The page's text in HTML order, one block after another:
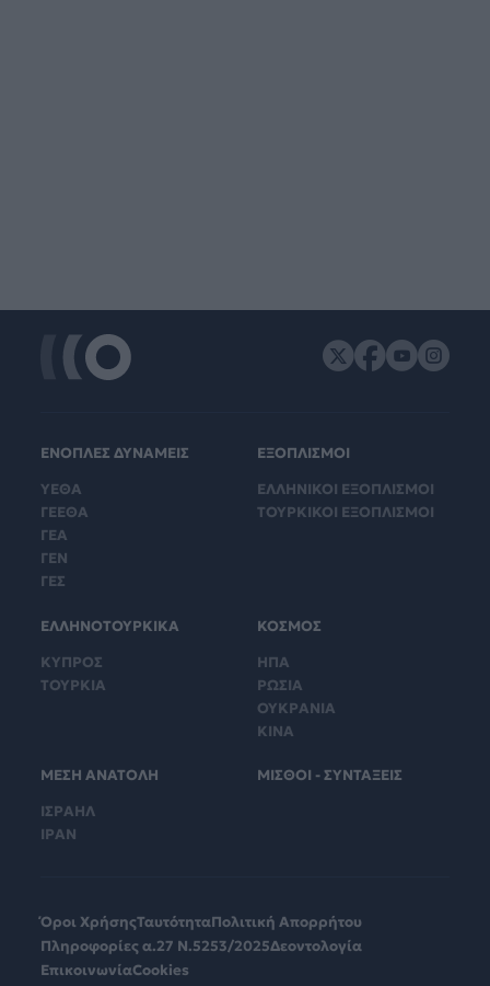
ΕΝΟΠΛΕΣ ΔΥΝΑΜΕΙΣ
ΥΕΘΑ
ΓΕΕΘΑ
ΓΕΑ
ΓΕΝ
ΓΕΣ
ΕΞΟΠΛΙΣΜΟΙ
ΕΛΛΗΝΙΚΟΙ ΕΞΟΠΛΙΣΜΟΙ
ΤΟΥΡΚΙΚΟΙ ΕΞΟΠΛΙΣΜΟΙ
ΕΛΛΗΝΟΤΟΥΡΚΙΚΑ
ΚΥΠΡΟΣ
ΤΟΥΡΚΙΑ
ΚΟΣΜΟΣ
ΗΠΑ
ΡΩΣΙΑ
ΟΥΚΡΑΝΙΑ
ΚΙΝΑ
ΜΕΣΗ ΑΝΑΤΟΛΗ
ΙΣΡΑΗΛ
ΙΡΑΝ
ΜΙΣΘΟΙ - ΣΥΝΤΑΞΕΙΣ
Όροι ΧρήσηςΤαυτότηταΠολιτική Απορρήτου
Πληροφορίες α.27 Ν.5253/2025Δεοντολογία
ΕπικοινωνίαCookies